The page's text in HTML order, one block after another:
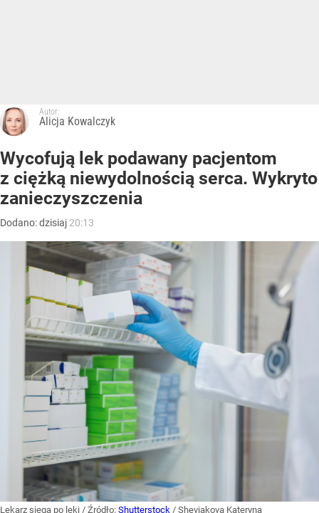
Autor:
Alicja Kowalczyk
Wycofują lek podawany pacjentom
z ciężką niewydolnością serca. Wykryto
zanieczyszczenia
Dodano:dzisiaj 20:13
Lekarz sięga po leki / Źródło: Shutterstock / Sheviakova Kateryna